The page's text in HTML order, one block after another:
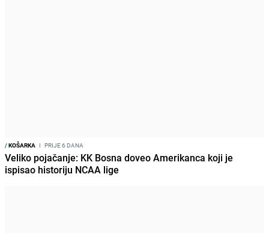
/KOŠARKA I PRIJE 6 DANA
Veliko pojačanje: KK Bosna doveo Amerikanca koji je
ispisao historiju NCAA lige